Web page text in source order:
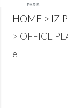
HOME
OFFICE
e